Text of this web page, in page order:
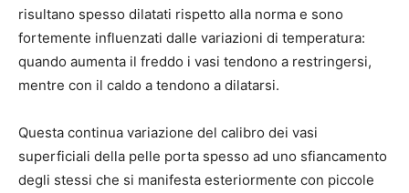
risultano spesso dilatati rispetto alla norma e sono
fortemente influenzati dalle variazioni di temperatura:
quando aumenta il freddo i vasi tendono a restringersi,
mentre con il caldo a tendono a dilatarsi.
Questa continua variazione del calibro dei vasi
superficiali della pelle porta spesso ad uno sfiancamento
degli stessi che si manifesta esteriormente con piccole